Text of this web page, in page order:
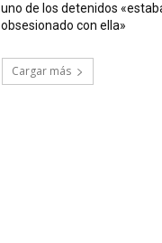
uno de los detenidos
obsesionado con ella»
Cargar más